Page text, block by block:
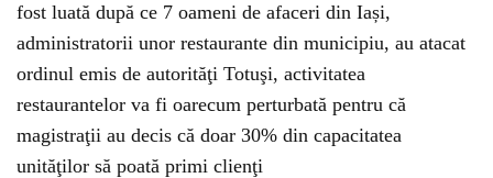
fost luată după ce 7 oameni de afaceri din Iași,
administratorii unor restaurante din municipiu, au atacat
ordinul emis de autorităţi Totuşi, activitatea
restaurantelor va fi oarecum perturbată pentru că
magistraţii au decis că doar 30% din capacitatea
unităţilor să poată primi clienţi